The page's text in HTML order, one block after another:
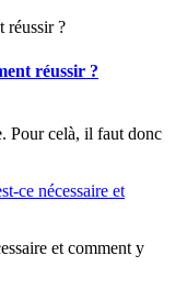
réussir ?
réussir ?
Pour celà, il faut donc
et comment y